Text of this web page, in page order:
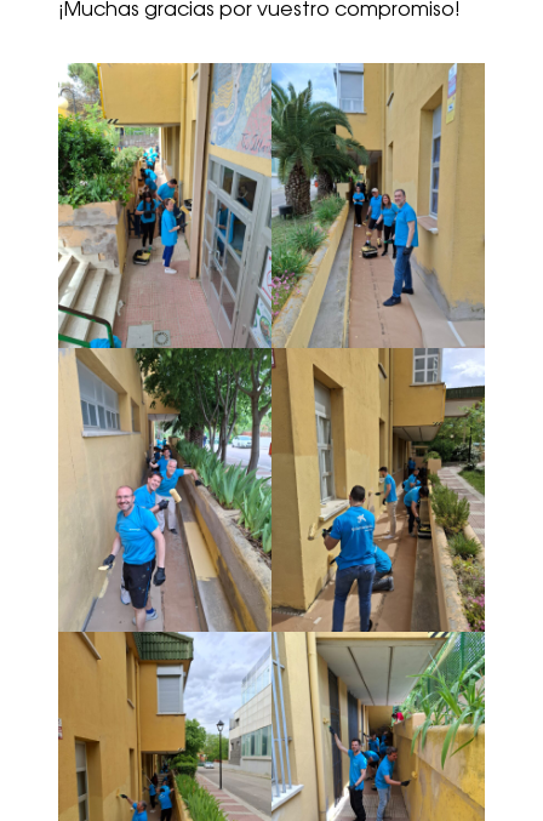
¡Muchas gracias por vuestro compromiso!